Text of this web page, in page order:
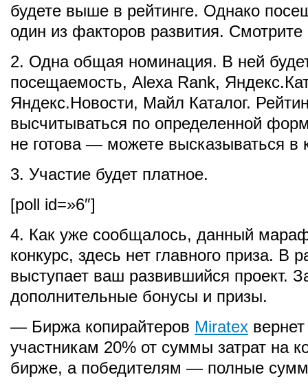
будете выше в рейтинге. Однако
один из факторов развития.
2. Одна общая номинация. В ней
посещаемость, Alexa Rank,
Яндекс.Новости, Майл Каталог.
высчитываться по определенной
не готова — можете высказываться в
3. Участие будет платное.
[poll id=»6″]
4. Как уже сообщалось, данный
конкурс, здесь нет главного приза. В
выступает ваш развившийся проект.
дополнительные бонусы и призы.
— Биржа копирайтеров Miratex
участникам 20% от суммы затрат на
бирже, а победителям — полные